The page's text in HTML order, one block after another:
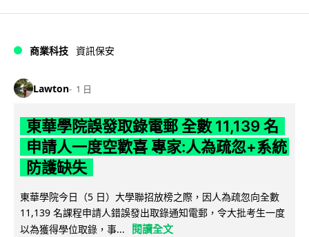
商業科技 資訊保安
Lawton 1 日
東華學院誤發取錄電郵 全數 11,139 名
申請人一度空歡喜 專家:人為疏忽+系統
防護缺失
東華學院今日（5 日）大學聯招放榜之際，因人為疏忽向全數
11,139 名課程申請人錯誤發出取錄通知電郵，令大批考生一度
以為獲得學位取錄，事...
閱讀全文